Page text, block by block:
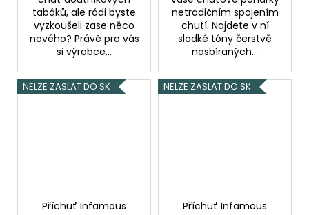
tabáků, ale rádi byste
vyzkoušeli zase něco
nového? Právě pro vás
si výrobce...
netradičním spojením
chutí. Najdete v ní
sladké tóny čerstvě
nasbíraných...
NELZE ZASLAT DO SK
Příchuť Infamous
NELZE ZASLAT DO SK
Příchuť Infamous